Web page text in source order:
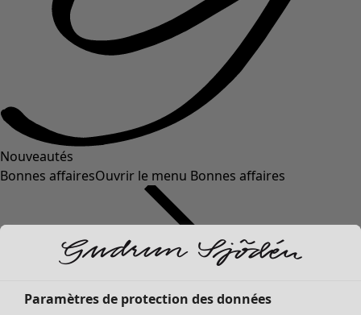
Nouveautés
Bonnes affairesOuvrir le menu Bonnes affaires
Paramètres de protection des données